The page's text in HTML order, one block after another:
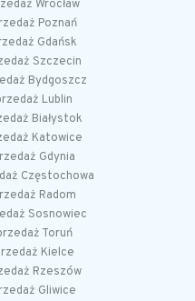
Wrocław
Poznań
Gdańsk
Szczecin
Bydgoszcz
Lublin
Białystok
Katowice
Gdynia
Częstochowa
Radom
Sosnowiec
Toruń
Kielce
Rzeszów
Gliwice